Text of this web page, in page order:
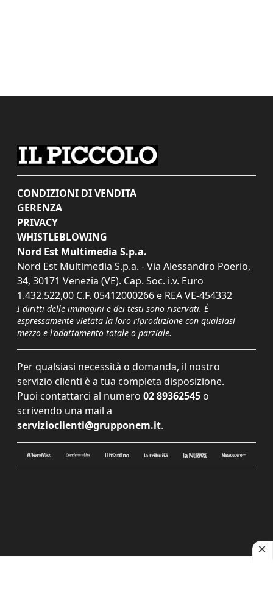
CONDIZIONI DI VENDITA
GERENZA
PRIVACY
WHISTLEBLOWING
Nord Est Multimedia S.p.a.
Nord Est Multimedia S.p.a. - Via Alessandro Poerio,
34, 30171 Venezia (VE). Cap. Soc. i.v. Euro
1.432.522,00 C.F. 05412000266 e REA VE-454332
I diritti delle immagini e dei testi sono riservati. È
espressamente vietata la loro riproduzione con qualsiasi
mezzo e l'adattamento totale o parziale.
Per qualsiasi necessità o domanda, il nostro
servizio clienti è a tua completa disposizione.
Puoi contattarci al numero 02 89362545 o
scrivendo una mail a
servizioclienti@grupponem.it.